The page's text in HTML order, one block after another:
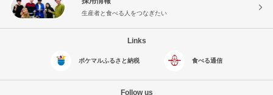
生産者と食べる人をつなぎたい
Links
ポケマルふるさと納税 食べる通信
Follow us